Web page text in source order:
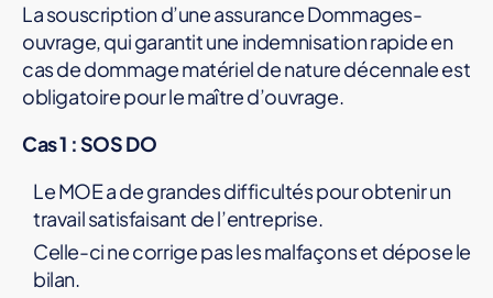
La souscription d’une assurance Dommages-
ouvrage, qui garantit une indemnisation rapide en
cas de dommage matériel de nature décennale est
obligatoire pour le maître d’ouvrage.
Cas 1 : SOS DO
Le MOE a de grandes difficultés pour obtenir un
travail satisfaisant de l’entreprise.
Celle-ci ne corrige pas les malfaçons et dépose le
bilan.